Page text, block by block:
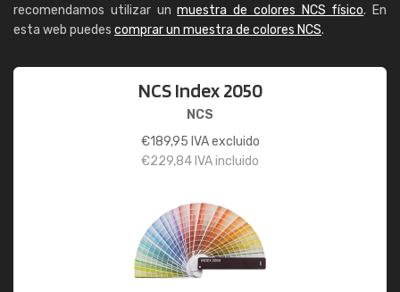
recomendamos utilizar unmuestra de colores NCS físico. En
esta web puedes comprar un muestra de colores NCS.
NCS Index 2050
NCS
€189,95 IVA excluido
€229,84 IVA incluido